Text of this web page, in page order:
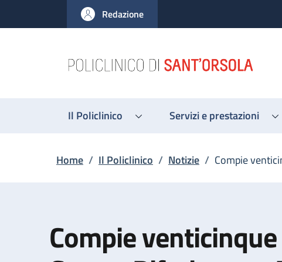
al contenuto principale
to footer content
Redazione
Il Policlinico Servizi e prestazioni
Briciole di pane
Home / Il Policlinico / Notizie / Compie
Compie